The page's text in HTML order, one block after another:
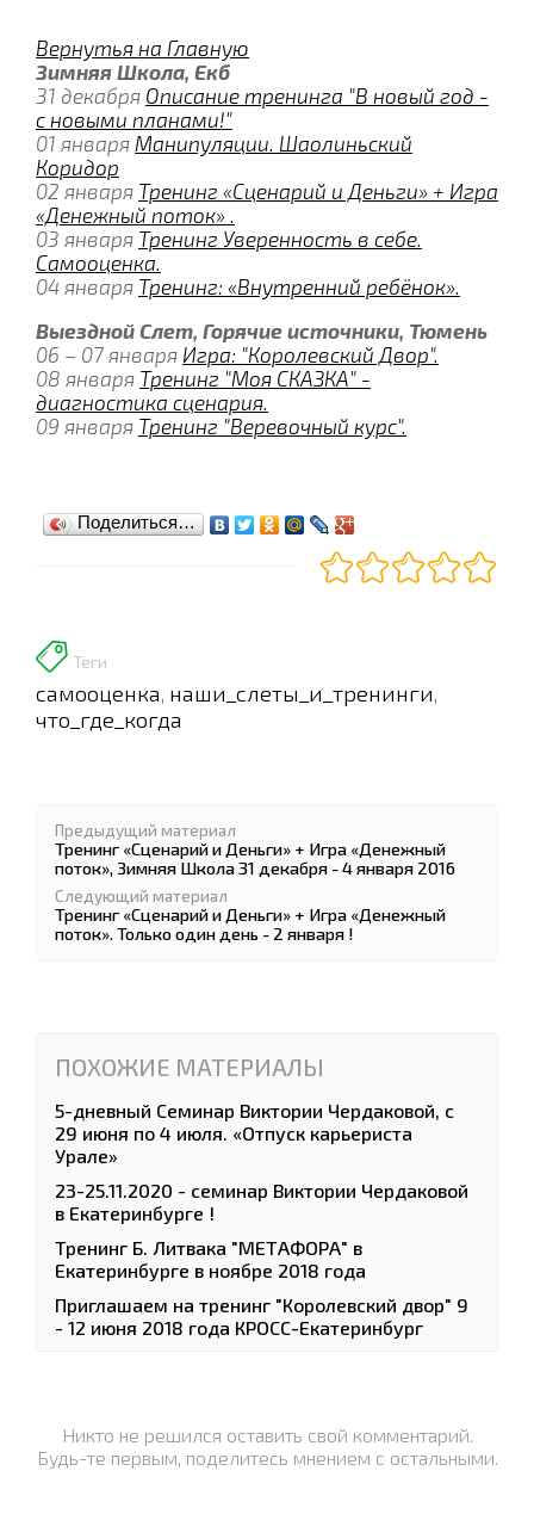
Вернутья на Главную
Зимняя Школа, Екб
31 декабря Описание тренинга "В новый год -
с новыми планами!"
01 января Манипуляции. Шаолиньский
Коридор
02 января Тренинг «Сценарий и Деньги» + Игра
«Денежный поток» .
03 января Тренинг Уверенность в себе.
Самооценка.
04 января Тренинг: «Внутренний ребёнок».
Выездной Слет, Горячие источники, Тюмень
06 – 07 января Игра: "Королевский Двор".
08 января Тренинг "Моя СКАЗКА" -
диагностика сценария.
09 января Тренинг "Веревочный курс".
Поделиться…
Теги
самооценка наши_слеты_и_тренинги
что_где_когда
Предыдущий материал
Тренинг «Сценарий и Деньги» + Игра «Денежный
поток», Зимняя Школа 31 декабря - 4 января 2016
Следующий материал
Тренинг «Сценарий и Деньги» + Игра «Денежный
поток». Только один день - 2 января !
ПОХОЖИЕ МАТЕРИАЛЫ
5-дневный Семинар Виктории Чердаковой, с
29 июня по 4 июля. «Отпуск карьериста
Урале»
23-25.11.2020 - семинар Виктории Чердаковой
в Екатеринбурге !
Тренинг Б. Литвака "МЕТАФОРА" в
Екатеринбурге в ноябре 2018 года
Приглашаем на тренинг "Королевский двор" 9
- 12 июня 2018 года КРОСС-Екатеринбург
Никто не решился оставить свой комментарий.
Будь-те первым, поделитесь мнением с остальными.